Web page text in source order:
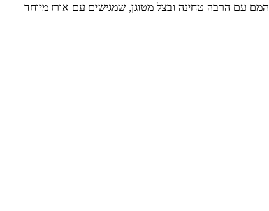
עם הרבה טחינה ובצל מטוגן, שמגישים עם אורז מיוחד